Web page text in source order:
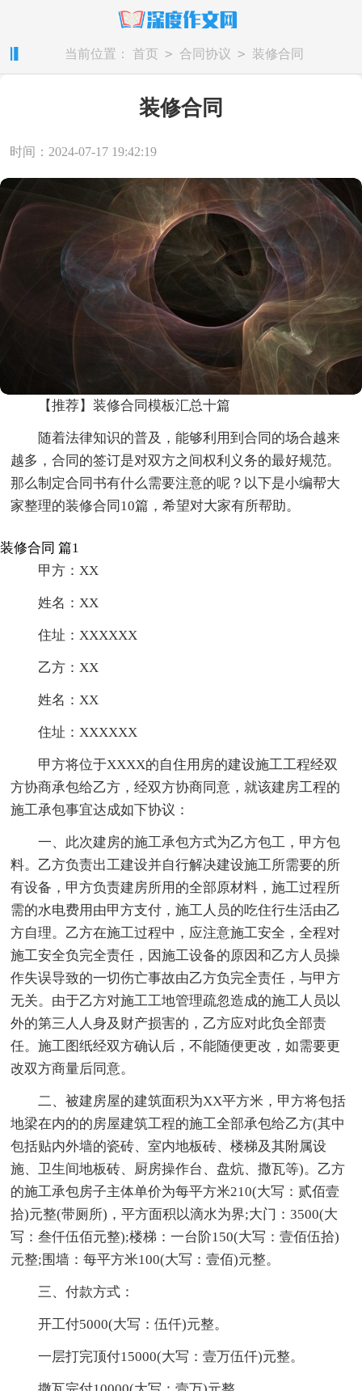
当前位置： 首页 > 合同协议 > 装修合同
装修合同
时间：2024-07-17 19:42:19
【推荐】装修合同模板汇总十篇
随着法律知识的普及，能够利用到合同的场合越来
越多，合同的签订是对双方之间权利义务的最好规范。
那么制定合同书有什么需要注意的呢？以下是小编帮大
家整理的装修合同10篇，希望对大家有所帮助。
装修合同 篇1
甲方：XX
姓名：XX
住址：XXXXXX
乙方：XX
姓名：XX
住址：XXXXXX
甲方将位于XXXX的自住用房的建设施工工程经双
方协商承包给乙方，经双方协商同意，就该建房工程的
施工承包事宜达成如下协议：
一、此次建房的施工承包方式为乙方包工，甲方包
料。乙方负责出工建设并自行解决建设施工所需要的所
有设备，甲方负责建房所用的全部原材料，施工过程所
需的水电费用由甲方支付，施工人员的吃住行生活由乙
方自理。乙方在施工过程中，应注意施工安全，全程对
施工安全负完全责任，因施工设备的原因和乙方人员操
作失误导致的一切伤亡事故由乙方负完全责任，与甲方
无关。由于乙方对施工工地管理疏忽造成的施工人员以
外的第三人人身及财产损害的，乙方应对此负全部责
任。施工图纸经双方确认后，不能随便更改，如需要更
改双方商量后同意。
二、被建房屋的建筑面积为XX平方米，甲方将包括
地梁在内的的房屋建筑工程的施工全部承包给乙方(其中
包括贴内外墙的瓷砖、室内地板砖、楼梯及其附属设
施、卫生间地板砖、厨房操作台、盘炕、撒瓦等)。乙方
的施工承包房子主体单价为每平方米210(大写：贰佰壹
拾)元整(带厕所)，平方面积以滴水为界;大门：3500(大
写：叁仟伍佰元整);楼梯：一台阶150(大写：壹佰伍拾)
元整;围墙：每平方米100(大写：壹佰)元整。
三、付款方式：
开工付5000(大写：伍仟)元整。
一层打完顶付15000(大写：壹万伍仟)元整。